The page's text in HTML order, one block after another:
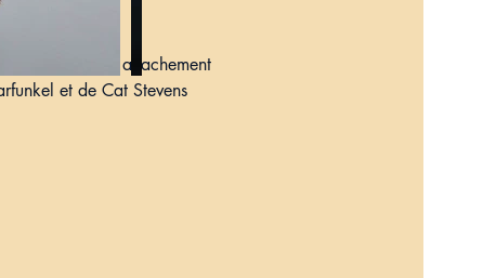
le public leur attachement
et de Cat Stevens